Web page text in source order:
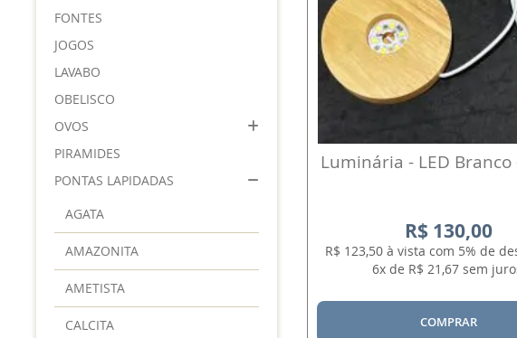
Luminária - LED Branco
R$ 130,00
R$ 123,50 à vista com 5% de
6x de R$ 21,67 sem
COMPRAR
FONTES
JOGOS
LAVABO
OBELISCO
OVOS
PIRAMIDES
PONTAS LAPIDADAS
AGATA
AMAZONITA
AMETISTA
CALCITA